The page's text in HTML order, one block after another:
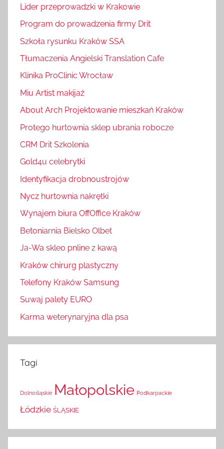
Lider przeprowadzki w Krakowie
Program do prowadzenia firmy Drit
Szkoła rysunku Kraków SSA
Tłumaczenia Angielski Translation Cafe
Klinika ProClinic Wrocław
Miu Artist makijaż
About Arch Projektowanie mieszkań Kraków
Protego hurtownia sklep ubrania robocze
CRM Drit Szkolenia
Gold4u celebrytki
Identyfikacja drobnoustrojów
Nycz hurtownia nakrętki
Wynajem biura OffOffice Kraków
Betoniarnia Bielsko Olbet
Ja-Wa skleo pnline z kawą
Kraków chirurg plastyczny
Telefony Kraków Samsung
Suwaj palety EURO
Karma weterynaryjna dla psa
Tagi
Dolnośląskie Małopolskie Podkarpackie
Łódzkie ŚLĄSKIE